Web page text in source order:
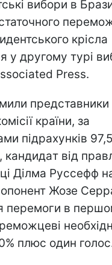
вибори в
крісла
у другому турі
Press.
представники
країни, за
підрахунків
кандидат від
Ділма Руссефф
опонент Жозе
перемоги в
плюс один